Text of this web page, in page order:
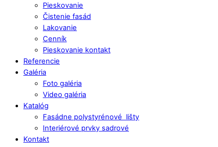
Pieskovanie
Čistenie fasád
Lakovanie
Cenník
Pieskovanie kontakt
Referencie
Galéria
Foto galéria
Video galéria
Katalóg
Fasádne polystyrénové lišty
Interiérové prvky sadrové
Kontakt